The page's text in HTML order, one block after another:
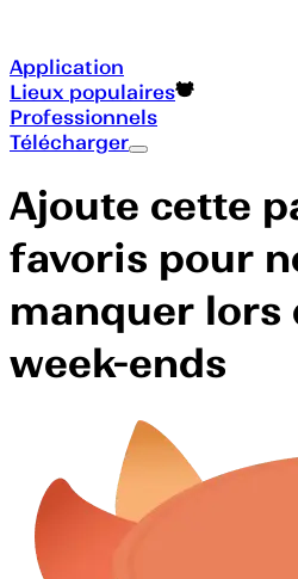
Application
Lieux populaires
Professionnels
Télécharger
Ajoute cette
favoris pour
manquer lors
week-ends